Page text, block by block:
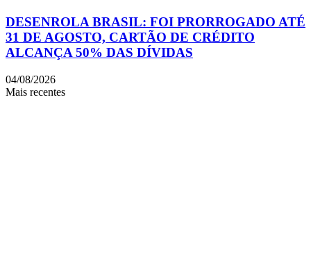
DESENROLA BRASIL: FOI PRORROGADO ATÉ
31 DE AGOSTO, CARTÃO DE CRÉDITO
ALCANÇA 50% DAS DÍVIDAS
04/08/2026
Mais recentes